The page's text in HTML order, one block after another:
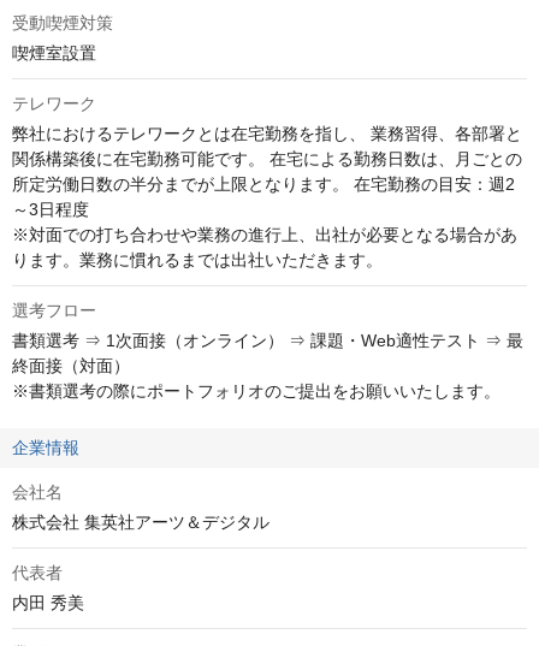
受動喫煙対策
喫煙室設置
テレワーク
弊社におけるテレワークとは在宅勤務を指し、 業務習得、各部署と
関係構築後に在宅勤務可能です。 在宅による勤務日数は、月ごとの
所定労働日数の半分までが上限となります。 在宅勤務の目安：週2
～3日程度
※対面での打ち合わせや業務の進行上、出社が必要となる場合があ
ります。業務に慣れるまでは出社いただきます。
選考フロー
書類選考 ⇒ 1次面接（オンライン） ⇒ 課題・Web適性テスト ⇒ 最
終面接（対面）
※書類選考の際にポートフォリオのご提出をお願いいたします。
企業情報
会社名
株式会社 集英社アーツ＆デジタル
代表者
内田 秀美